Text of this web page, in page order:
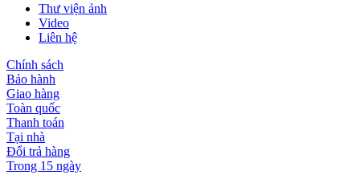
Thư viện ảnh
Video
Liên hệ
Chính sách
Bảo hành
Giao hàng
Toàn quốc
Thanh toán
Tại nhà
Đổi trả hàng
Trong 15 ngày